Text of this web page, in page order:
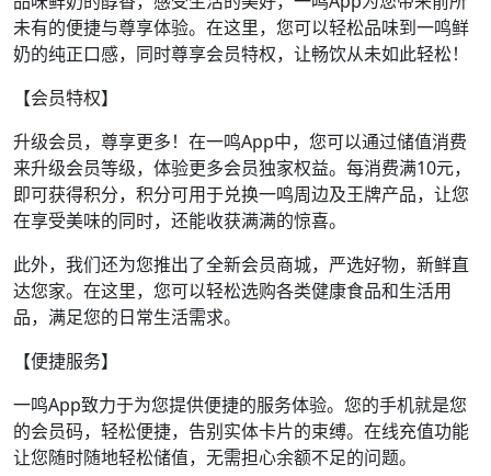
未有的便捷与尊享体验。在这里，您可以轻松品味到一鸣鲜
奶的纯正口感，同时尊享会员特权，让畅饮从未如此轻松！
【会员特权】
升级会员，尊享更多！在一鸣App中，您可以通过储值消费
来升级会员等级，体验更多会员独家权益。每消费满10元，
即可获得积分，积分可用于兑换一鸣周边及王牌产品，让您
在享受美味的同时，还能收获满满的惊喜。
此外，我们还为您推出了全新会员商城，严选好物，新鲜直
达您家。在这里，您可以轻松选购各类健康食品和生活用
品，满足您的日常生活需求。
【便捷服务】
一鸣App致力于为您提供便捷的服务体验。您的手机就是您
的会员码，轻松便捷，告别实体卡片的束缚。在线充值功能
让您随时随地轻松储值，无需担心余额不足的问题。